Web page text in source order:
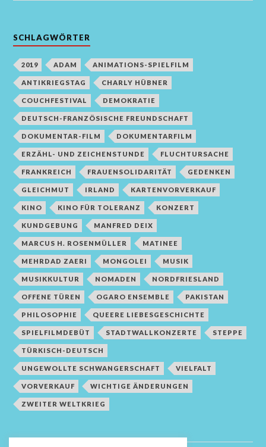
SCHLAGWÖRTER
2019 ADAM ANIMATIONS-SPIELFILM
ANTIKRIEGSTAG CHARLY HÜBNER
COUCHFESTIVAL DEMOKRATIE
DEUTSCH-FRANZÖSISCHE FREUNDSCHAFT
DOKUMENTAR-FILM DOKUMENTARFILM
ERZÄHL- UND ZEICHENSTUNDE FLUCHTURSACHE
FRANKREICH FRAUENSOLIDARITÄT GEDENKEN
GLEICHMUT IRLAND KARTENVORVERKAUF
KINO KINO FÜR TOLERANZ KONZERT
KUNDGEBUNG MANFRED DEIX
MARCUS H. ROSENMÜLLER MATINEE
MEHRDAD ZAERI MONGOLEI MUSIK
MUSIKKULTUR NOMADEN NORDFRIESLAND
OFFENE TÜREN OGARO ENSEMBLE PAKISTAN
PHILOSOPHIE QUEERE LIEBESGESCHICHTE
SPIELFILMDEBÜT STADTWALLKONZERTE STEPPE
TÜRKISCH-DEUTSCH
UNGEWOLLTE SCHWANGERSCHAFT VIELFALT
VORVERKAUF WICHTIGE ÄNDERUNGEN
ZWEITER WELTKRIEG